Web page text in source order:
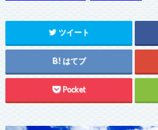
ツイート
はてブ
Pocket